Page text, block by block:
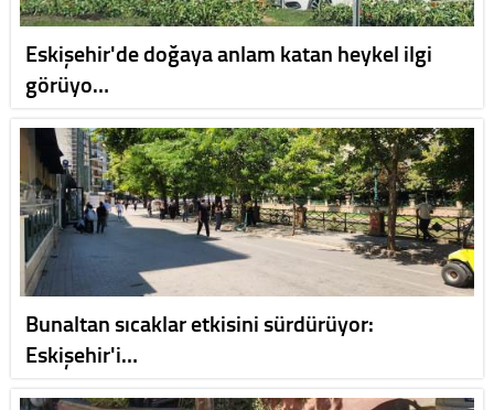
Eskişehir'de doğaya anlam katan heykel ilgi
görüyo…
Bunaltan sıcaklar etkisini sürdürüyor:
Eskişehir'i…